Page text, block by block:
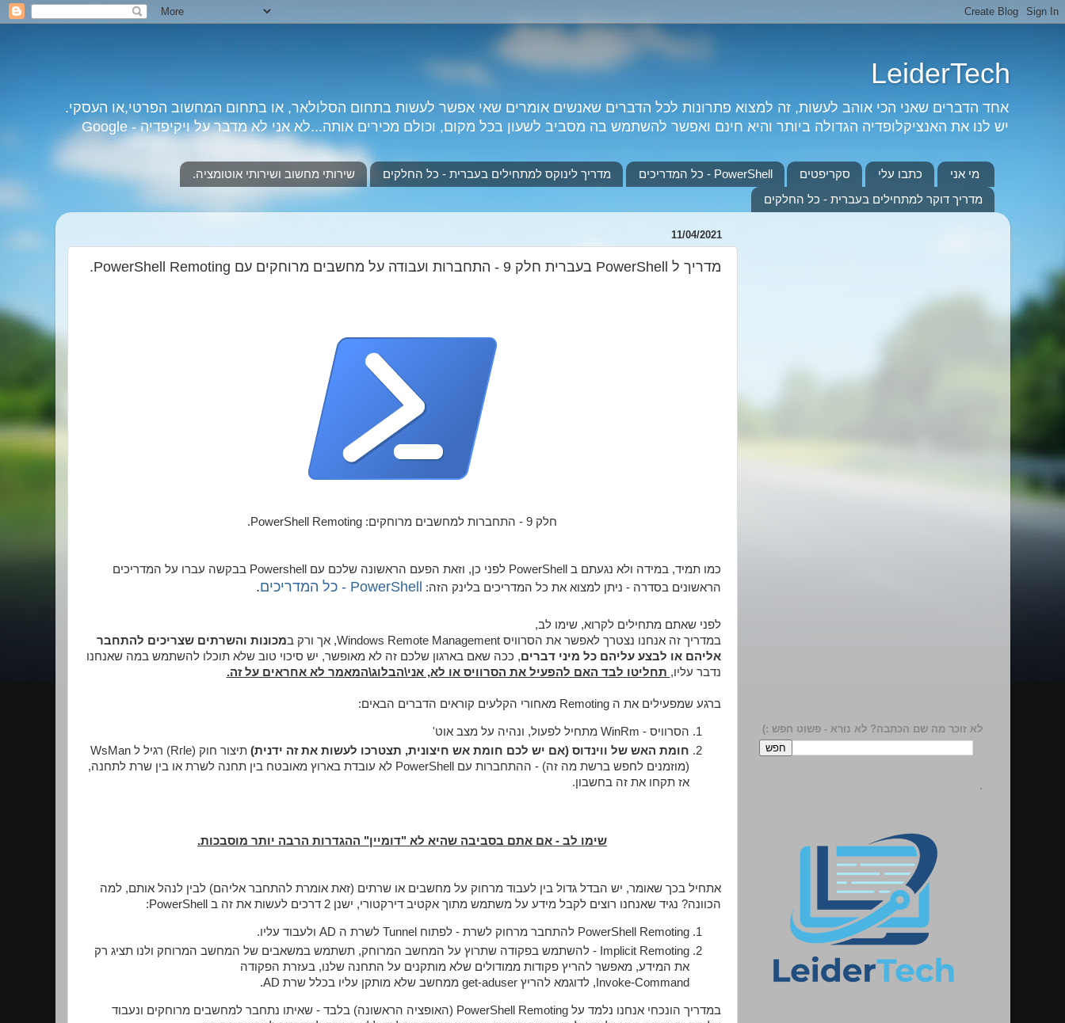
LeiderTech
אחד הדברים שאני הכי אוהב לעשות, זה למצוא פתרונות לכל הדברים שאנשים אומרים שאי אפשר לעשות בתחום הסלולאר, או בתחום המחשוב הפרטי,או העסקי.
יש לנו את האנציקלופדיה הגדולה ביותר והיא חינם ואפשר להשתמש בה מסביב לשעון בכל מקום, וכולם מכירים אותה...לא אני לא מדבר על ויקיפדיה - Google
מי אני כתבו עלי סקריפטים PowerShell - כל המדריכים מדריך לינוקס למתחילים בעברית - כל החלקים
שירותי מחשוב ושירותי אוטומציה.
מדריך דוקר למתחילים בעברית - כל החלקים
11/04/2021
מדריך ל PowerShell בעברית חלק 9 - התחברות ועבודה על מחשבים מרוחקים עם PowerShell Remoting.
חלק 9 - התחברות למחשבים מרוחקים: PowerShell Remoting.
כמו תמיד, במידה ולא נגעתם ב PowerShell לפני כן, וזאת הפעם הראשונה שלכם עם Powershell בבקשה עברו על המדריכים
הראשונים בסדרה - ניתן למצוא את כל המדריכים בלינק הזה:
PowerShell - כל המדריכים .
לפני שאתם מתחילים לקרוא, שימו לב,
במדריך זה אנחנו נצטרך לאפשר את הסרוויס Windows Remote Management, אך ורק ב
מכונות והשרתים שצריכים להתחבר
אליהם או לבצע עליהם כל מיני דברים, ככה שאם בארגון שלכם זה לא מאופשר, יש סיכוי טוב שלא תוכלו להשתמש במה שאנחנו
נדבר עליו, תחליטו לבד האם להפעיל את הסרוויס או לא, אני\הבלוג\המאמר לא אחראים על זה.
ברגע שמפעילים את ה Remoting מאחורי הקלעים קוראים הדברים הבאים:
הסרוויס - WinRm מתחיל לפעול, ונהיה על מצב אוט'
חומת האש של ווינדוס (אם יש לכם חומת אש חיצונית, תצטרכו לעשות את זה ידנית)
תיצור חוק (Rгle) רגיל ל WsMan
(מוזמנים לחפש ברשת מה זה) - ההתחברות עם PowerShell לא עובדת בארוץ מאובטח בין תחנה לשרת או בין שרת לתחנה,
אז תקחו את זה בחשבון.
שימו לב - אם אתם בסביבה שהיא לא "דומיין" ההגדרות הרבה יותר מוסבכות.
אתחיל בכך שאומר, יש הבדל גדול בין לעבוד מרחוק על מחשבים או שרתים (זאת אומרת להתחבר אליהם) לבין לנהל אותם, למה
הכוונה? נגיד שאנחנו רוצים לקבל מידע על משתמש מתוך אקטיב דירקטורי, ישנן 2 דרכים לעשות את זה ב PowerShell:
PowerShell Remoting להתחבר מרחוק לשרת - לפתוח Tunnel לשרת ה AD ולעבוד עליו.
Implicit Remoting - להשתמש בפקודה שתרוץ על המחשב המרוחק, תשתמש במשאבים של המחשב המרוחק ולנו תציג רק
את המידע, מאפשר להריץ פקודות ממודולים שלא מותקנים על התחנה שלנו, בעזרת הפקודה
Invoke-Command, לדוגמא להריץ get-aduser ממחשב שלא מותקן עליו בכלל שרת AD.
במדריך הונכחי אנחנו נלמד על PowerShell Remoting (האופציה הראשונה) בלבד - שאיתו נתחבר למחשבים מרוחקים ונעבוד
לא זוכר מה שם הכתבה? לא נורא - פשוט חפש :)
.